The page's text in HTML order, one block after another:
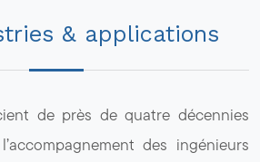
& applications
de près de quatre décennies
des ingénieurs